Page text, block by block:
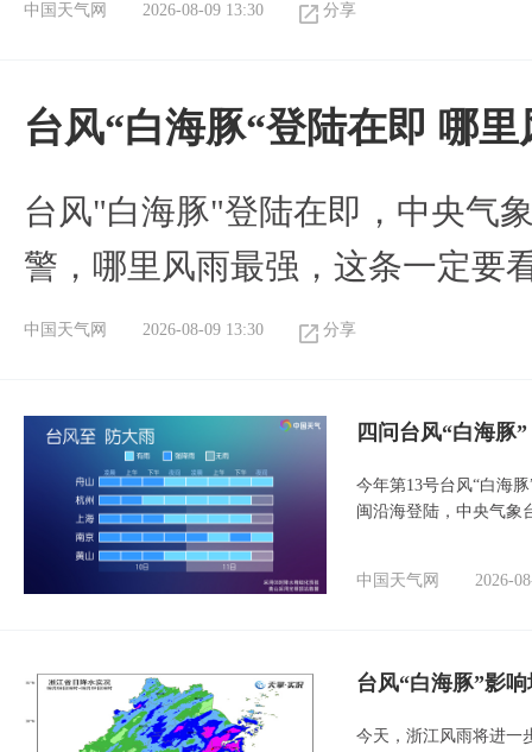
中国天气网 2026-08-09 13:30 分享
台风“白海豚“登陆在即 哪
台风"白海豚"登陆在即，中央气
警，哪里风雨最强，这条一定要
中国天气网 2026-08-09 13:30 分享
四问台风“白海豚
今年第13号台风“白海
闽沿海登陆，中央气象
中国天气网 2026-
台风“白海豚”影
今天，浙江风雨将进一